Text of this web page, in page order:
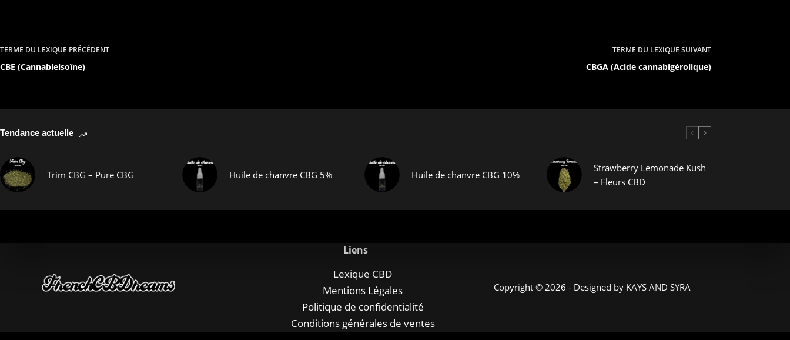
TERME DU LEXIQUE PRÉCÉDENT
CBE (Cannabielsoïne)
TERME DU LEXIQUE SUIVANT
CBGA (Acide cannabigérolique)
Tendance actuelle
Trim CBG – Pure CBG Huile de chanvre CBG 5% Huile de chanvre CBG 10%
Strawberry Lemonade Kush
– Fleurs CBD
Liens
Lexique CBD
Mentions Légales
Politique de confidentialité
Conditions générales de ventes
Copyright © 2026 - Designed by KAYS AND SYRA